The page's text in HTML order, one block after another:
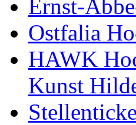
Ernst-
Ostfalia
HAWK
Kunst